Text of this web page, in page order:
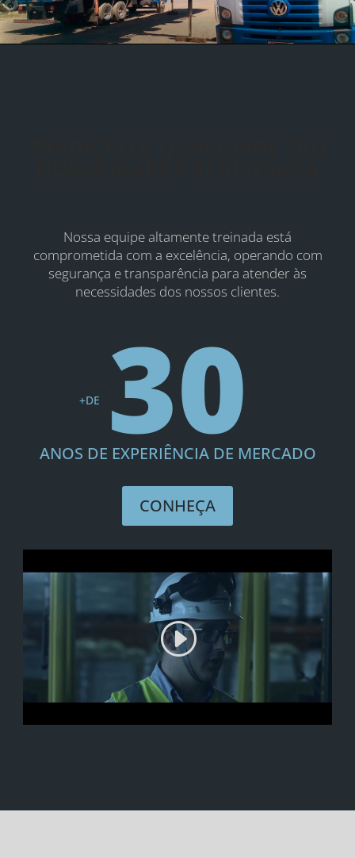
IÇAMENTOS
Nossa equipe altamente treinada está
comprometida com a excelência, operando com
segurança e transparência para atender às
necessidades dos nossos clientes.
+DE 30
ANOS DE EXPERIÊNCIA DE MERCADO
CONHEÇA